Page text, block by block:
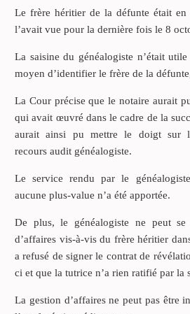
Le frère héritier de la défunte était
l’avait vue pour la dernière fois le 8
La saisine du généalogiste n’était
moyen d’identifier le frère de la
La Cour précise que le notaire aurait
qui avait œuvré dans le cadre de la
aurait ainsi pu mettre le doigt sur
recours audit généalogiste.
Le service rendu par le
aucune plus-value n’a été apportée.
De plus, le généalogiste ne peut
d’affaires vis-à-vis du frère héritier
a refusé de signer le contrat de
ci et que la tutrice n’a rien ratifié par la
La gestion d’affaires ne peut pas être